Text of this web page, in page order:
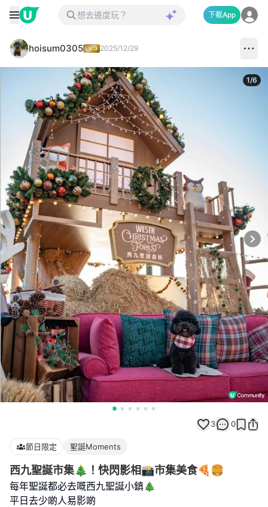
下載App
hoisum0305 2025/12/29
1/6
3 0
節日限定 聖誕Moments
西九聖誕市集🎄！快閃影相📸市集美食🍕🍔
每年聖誕都必去嘅西九聖誕小鎮🎄
平日去少啲人易影啲